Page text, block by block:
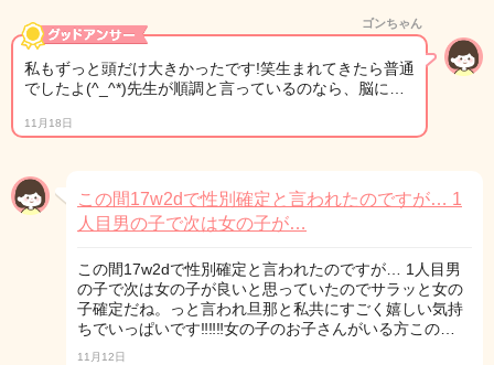
ゴンちゃん
私もずっと頭だけ大きかったです!笑生まれてきたら普通
でしたよ(^_^*)先生が順調と言っているのなら、脳に…
11月18日
この間17w2dで性別確定と言われたのですが… 1
人目男の子で次は女の子が…
この間17w2dで性別確定と言われたのですが… 1人目男
の子で次は女の子が良いと思っていたのでサラッと女の
子確定だね。っと言われ旦那と私共にすごく嬉しい気持
ちでいっぱいです‼︎‼︎‼︎女の子のお子さんがいる方この…
11月12日